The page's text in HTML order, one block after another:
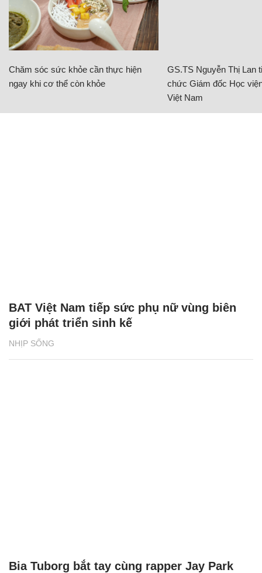
Chăm sóc sức khỏe cần thực hiện
ngay khi cơ thể còn khỏe
GS.TS Nguyễn Thị Lan
chức Giám đốc Học
Việt Nam
NHỊP SỐNG
BAT Việt Nam tiếp sức phụ nữ vùng biên
giới phát triển sinh kế
Bia Tuborg bắt tay cùng rapper Jay Park